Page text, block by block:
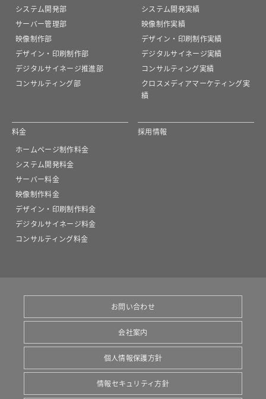
システム開発部
サーバー管理部
映像制作部
デザイン・印刷制作部
デジタルサイネージ推進部
コンサルティング部
システム開発実績
映像制作実績
デザイン・印刷制作実績
デジタルサイネージ実績
コンサルティング実績
クロスメディアマーケティング実
績
料金
ホームページ制作料金
システム開発料金
サーバー料金
映像制作料金
デザイン・印刷制作料金
デジタルサイネージ料金
コンサルティング料金
採用情報
お問い合わせ
会社案内
個人情報保護方針
情報セキュリティ方針